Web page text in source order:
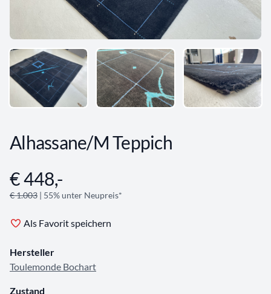
Alhassane/M Teppich
Angebotsinformationen
€ 448,-
€ 1.003 | 55% unter Neupreis*
Als Favorit speichern
Hersteller
Toulemonde Bochart
Zustand